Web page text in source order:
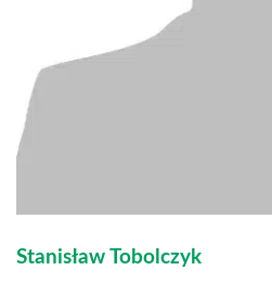
Stanisław Tobolczyk